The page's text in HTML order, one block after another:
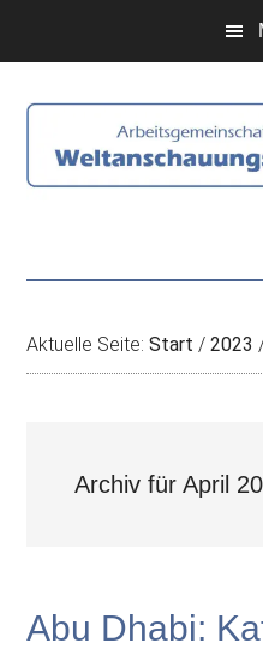
menu
Aktuelle Seite:Start / 2023
Archiv für April
Abu Dhabi: